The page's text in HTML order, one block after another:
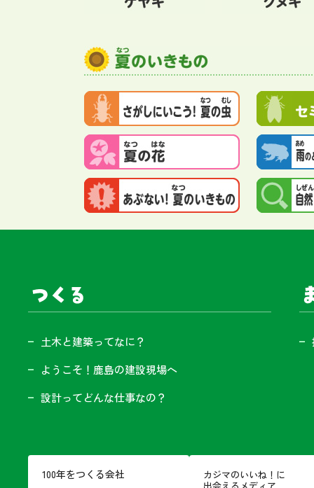
サイト内メニュー
土木と建築ってなに？
ようこそ！鹿島の建設現場へ
設計ってどんな仕事なの？
100年をつくる会社
カジマのいいね！に